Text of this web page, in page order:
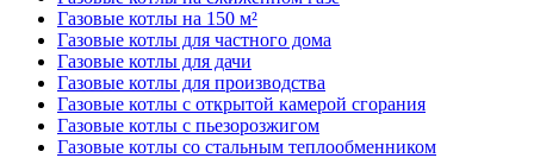
Газовые котлы на 150 м²
Газовые котлы для частного дома
Газовые котлы для дачи
Газовые котлы для производства
Газовые котлы с открытой камерой сгорания
Газовые котлы с пьезорозжигом
Газовые котлы со стальным теплообменником